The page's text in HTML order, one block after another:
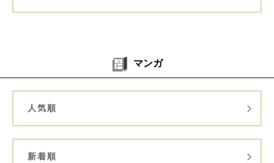
マンガ
人気順
新着順